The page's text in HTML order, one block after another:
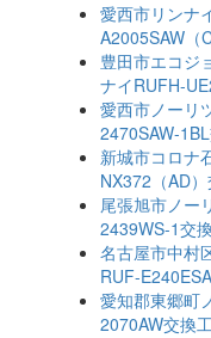
愛西市リンナ
A2005SAW（
豊田市エコジ
ナイRUFH-
愛西市ノーリ
2470SAW-
新城市コロナ
NX372（AD
尾張旭市ノー
2439WS-1交
名古屋市中村
RUF-
愛知郡東郷町
2070AW交換